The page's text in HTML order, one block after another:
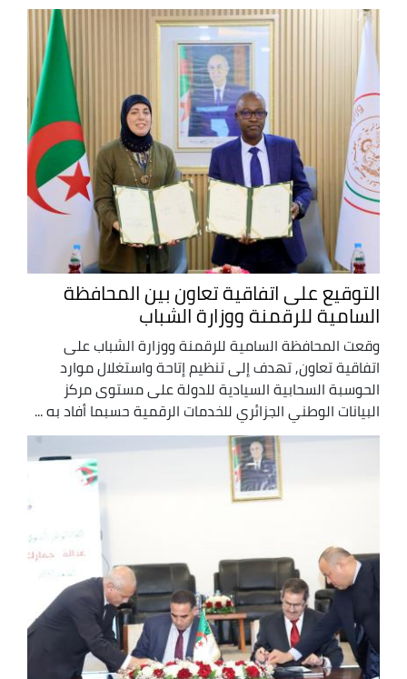
التوقيع على اتفاقية تعاون بين المحافظة
السامية للرقمنة ووزارة الشباب
وقعت المحافظة السامية للرقمنة ووزارة الشباب على
اتفاقية تعاون, تهدف إلى تنظيم إتاحة واستغلال موارد
الحوسبة السحابية السيادية للدولة على مستوى مركز
البيانات الوطني الجزائري للخدمات الرقمية حسبما أفاد به ...